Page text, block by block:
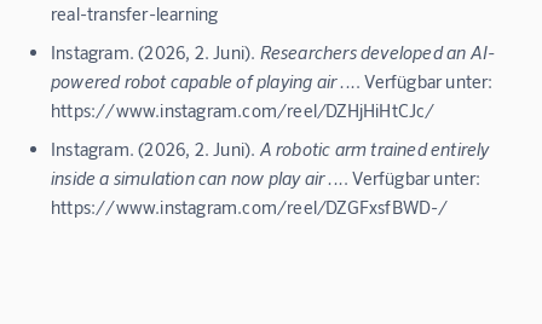
real-transfer-learning
Instagram. (2026, 2. Juni). Researchers developed an AI-
powered robot capable of playing air .... Verfügbar unter:
https://www.instagram.com/reel/DZHjHiHtCJc/
Instagram. (2026, 2. Juni). A robotic arm trained entirely
inside a simulation can now play air .... Verfügbar unter:
https://www.instagram.com/reel/DZGFxsfBWD-/